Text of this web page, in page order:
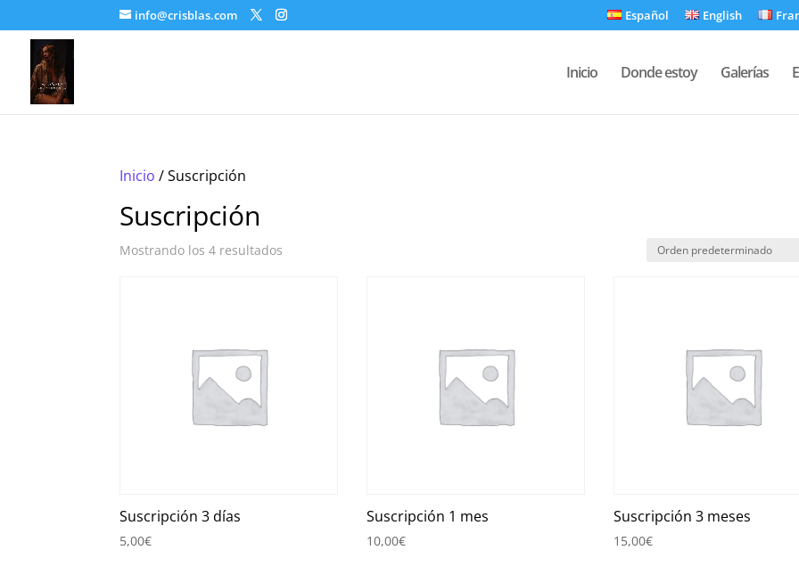
info@crisblas.com Español English
Inicio Donde estoy Galerías
Inicio / Suscripción
Suscripción
Mostrando los 4 resultados
Suscripción 3 días
5,00€
Suscripción 1 mes
10,00€
Suscripción 3 meses
15,00€